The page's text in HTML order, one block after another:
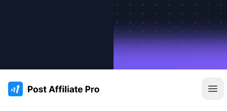
:site.title